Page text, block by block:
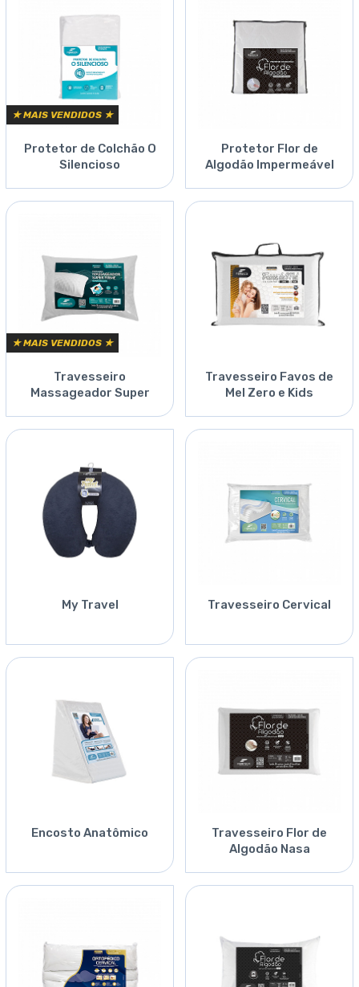
★ MAIS VENDIDOS ★
Protetor de Colchão O
Silencioso
Protetor Flor de
Algodão Impermeável
★ MAIS VENDIDOS ★
Travesseiro
Massageador Super
Travesseiro Favos de
Mel Zero e Kids
My Travel Travesseiro Cervical
Encosto Anatômico
Travesseiro Flor de
Algodão Nasa